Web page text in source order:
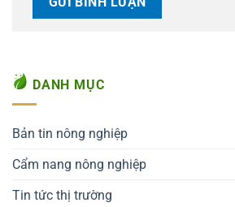
DANH MỤC
Bản tin nông nghiệp
Cẩm nang nông nghiệp
Tin tức thị trường